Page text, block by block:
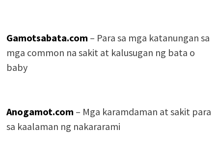
Gamotsabata.com – Para sa mga katanungan sa
mga common na sakit at kalusugan ng bata o
baby
Anogamot.com – Mga karamdaman at sakit para
sa kaalaman ng nakararami